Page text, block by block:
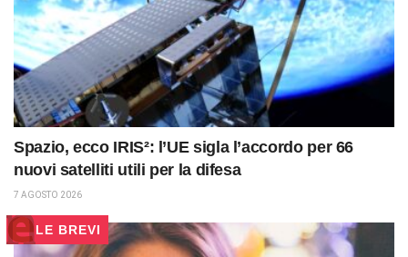
Spazio, ecco IRIS²: l’UE sigla l’accordo per 66
nuovi satelliti utili per la difesa
7 AGOSTO 2026
LE BREVI